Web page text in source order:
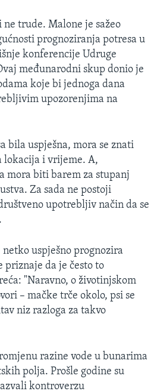
trude. Malone je sažeo
prognoziranja potresa u
konferencije Udruge
međunarodni skup donio je
koje bi jednoga dana
upozorenjima na
bila uspješna, mora se znati
lokacija i vrijeme. A,
mora biti barem za stupanj
Za sada ne postoji
upotrebljiv način da se
uspješno prognozira
da je često to
"Naravno, o životinjskom
– mačke trče okolo, psi se
niz razloga za takvo
razine vode u bunarima
polja. Prošle godine su
kontroverzu